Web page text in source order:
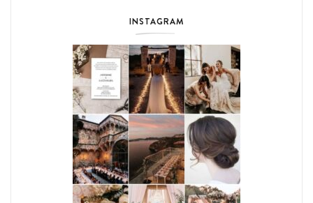
INSTAGRAM